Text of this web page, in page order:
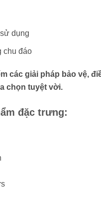
dụng
chu đáo
các giải pháp bảo vệ,
chọn tuyệt vời.
đặc trưng: